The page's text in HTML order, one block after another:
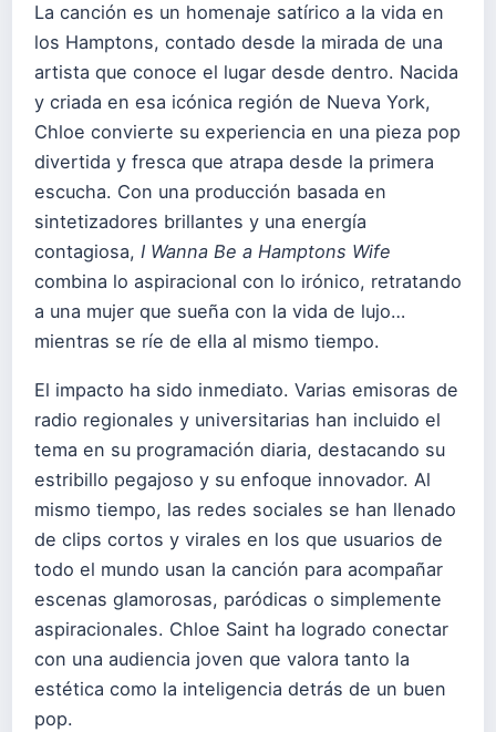
La canción es un homenaje satírico a la vida en
los Hamptons, contado desde la mirada de una
artista que conoce el lugar desde dentro. Nacida
y criada en esa icónica región de Nueva York,
Chloe convierte su experiencia en una pieza pop
divertida y fresca que atrapa desde la primera
escucha. Con una producción basada en
sintetizadores brillantes y una energía
contagiosa, I Wanna Be a Hamptons Wife
combina lo aspiracional con lo irónico, retratando
a una mujer que sueña con la vida de lujo…
mientras se ríe de ella al mismo tiempo.
El impacto ha sido inmediato. Varias emisoras de
radio regionales y universitarias han incluido el
tema en su programación diaria, destacando su
estribillo pegajoso y su enfoque innovador. Al
mismo tiempo, las redes sociales se han llenado
de clips cortos y virales en los que usuarios de
todo el mundo usan la canción para acompañar
escenas glamorosas, paródicas o simplemente
aspiracionales. Chloe Saint ha logrado conectar
con una audiencia joven que valora tanto la
estética como la inteligencia detrás de un buen
pop.